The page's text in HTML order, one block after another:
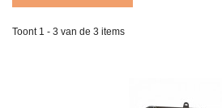
Toont 1 - 3 van de 3 items